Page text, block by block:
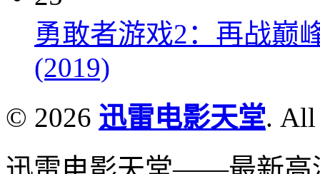
勇敢者游戏2：再战巅
(2019)
© 2026 迅雷电影天堂. All